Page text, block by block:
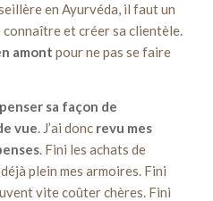
en Ayurvéda, il faut un
et créer sa clientèle.
amont pour ne pas se faire
sa façon de
vue. J’ai donc revu mes
. Fini les achats de
plein mes armoires. Fini
vite coûter chères. Fini